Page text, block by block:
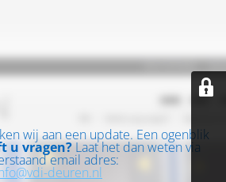
wij aan een update. Een ogenblik
u vragen? Laat het dan weten via
email adres:
deuren.nl